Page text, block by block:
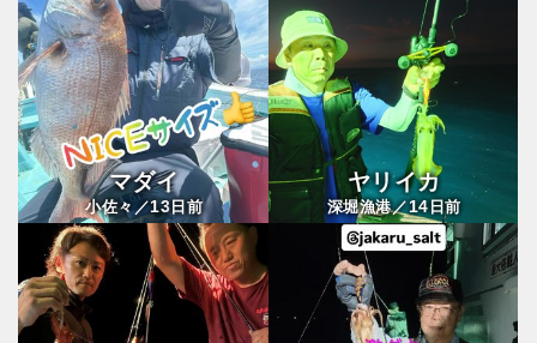
マダイ
小佐々／13日前
ヤリイカ
深堀漁港／ 14 日前